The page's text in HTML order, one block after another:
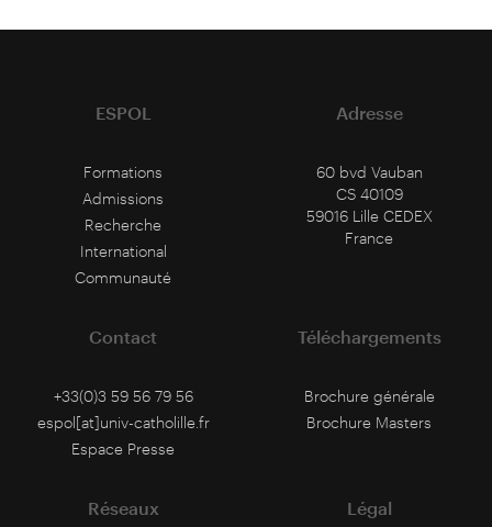
ESPOL
Formations
Admissions
Recherche
International
Communauté
Adresse
60 bvd Vauban
CS 40109
59016 Lille CEDEX
France
Contact
+33(0)3 59 56 79 56
espol[at]univ-catholille.fr
Espace Presse
Téléchargements
Brochure générale
Brochure Masters
Réseaux Légal